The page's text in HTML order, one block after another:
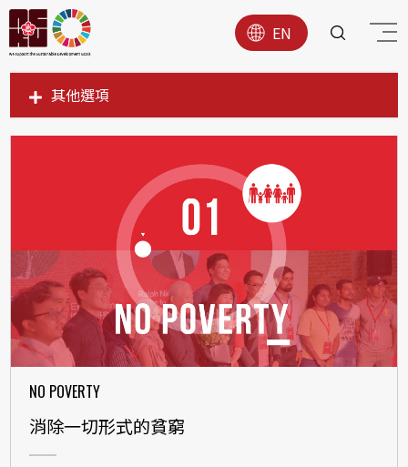
EN
其他選項
SDG1
SDG3
SDG5
SDG6
SDG7
SDG8
NO POVERTY
消除一切形式的貧窮